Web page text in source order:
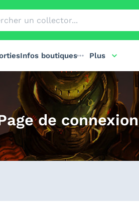
Infos boutiques Plus
de connexion